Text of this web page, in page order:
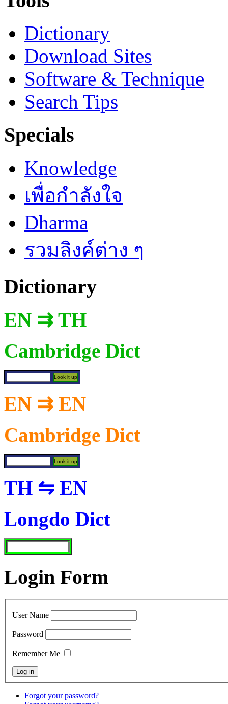
Dictionary
Download Sites
Software & Technique
Search Tips
Specials
Knowledge
เพื่อกำลังใจ
Dharma
รวมลิงค์ต่าง ๆ
Dictionary
EN ⇉ TH
Cambridge Dict
EN ⇉ EN
Cambridge Dict
TH ⇋ EN
Longdo Dict
Login Form
User Name
Password
Remember Me
Forgot your password?